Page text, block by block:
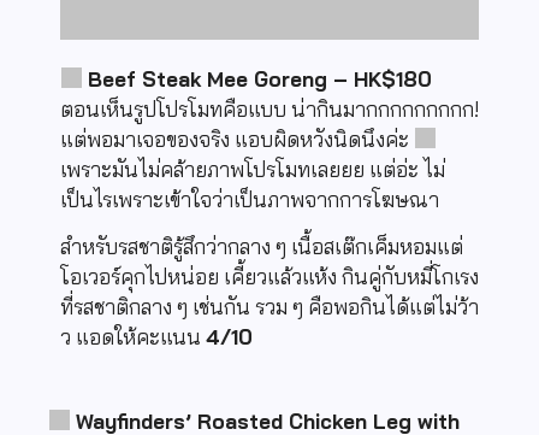
Beef Steak Mee Goreng – HK$180
ตอนเห็นรูปโปรโมทคือแบบ น่ากินมากกกกกกกกก!
แต่พอมาเจอของจริง แอบผิดหวังนิดนึงค่ะ
เพราะมันไม่คล้ายภาพโปรโมทเลยยย แต่อ่ะ ไม่
เป็นไรเพราะเข้าใจว่าเป็นภาพจากการโฆษณา
สำหรับรสชาติรู้สึกว่ากลาง ๆ เนื้อสเต๊กเค็มหอมแต่
โอเวอร์คุกไปหน่อย เคี้ยวแล้วแห้ง กินคู่กับหมี่โกเรง
ที่รสชาติกลาง ๆ เช่นกัน รวม ๆ คือพอกินได้แต่ไม่ว้า
ว แอดให้คะแนน 4/10
Wayfinders’ Roasted Chicken Leg with